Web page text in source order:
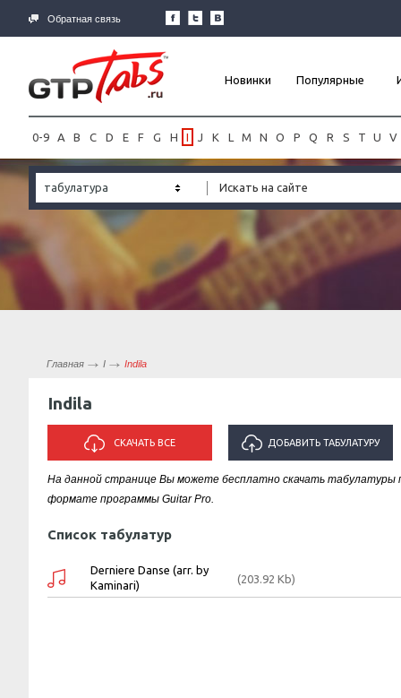
Обратная связь
Новинки Популярные
0-9 A B C D E F G H I J K L M N O P Q R S T U V
табулатура
Главная I Indila
Indila
СКАЧАТЬ ВСЕ ДОБАВИТЬ ТАБУЛАТУРУ
ИСПОЛНИТЕЛЯ "INDILA"
На данной странице Вы можете бесплатно скачать табулатуры
формате программы Guitar Pro.
Список табулатур
Derniere Danse (arr. by
Kaminari)
(203.92 Kb)